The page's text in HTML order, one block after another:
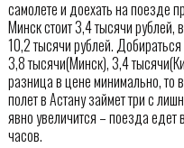
самолете и доехать на поезде
Минск стоит 3,4 тысячи
10,2 тысячи рублей.
3,8 тысячи(Минск), 3,4
разница в цене минимально, то
полет в Астану займет три с
явно увеличится – поезда едет
часов.